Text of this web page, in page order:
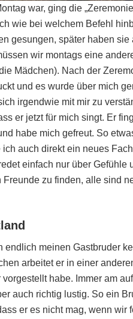
war, ging die
wie bei welchem Befehl
gesungen, später haben
wir montags eine
Mädchen). Nach der
und es wurde über mich
irgendwie mit mir zu
er jetzt für mich singt. Er
habe mich gefreut. So
auch direkt ein neues
einfach nur über
zu finden, alle sind
endlich meinen Gastbruder
arbeitet er in einer
habe. Immer am
auch richtig lustig. So ein
er es nicht mag, wenn